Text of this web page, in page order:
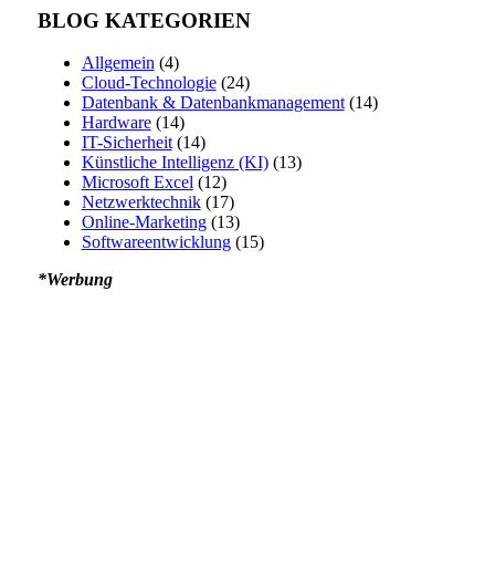
BLOG KATEGORIEN
Allgemein(4)
Cloud-Technologie(24)
Datenbank & Datenbankmanagement(14)
Hardware(14)
IT-Sicherheit(14)
Künstliche Intelligenz (KI)(13)
Microsoft Excel(12)
Netzwerktechnik(17)
Online-Marketing(13)
Softwareentwicklung(15)
*Werbung